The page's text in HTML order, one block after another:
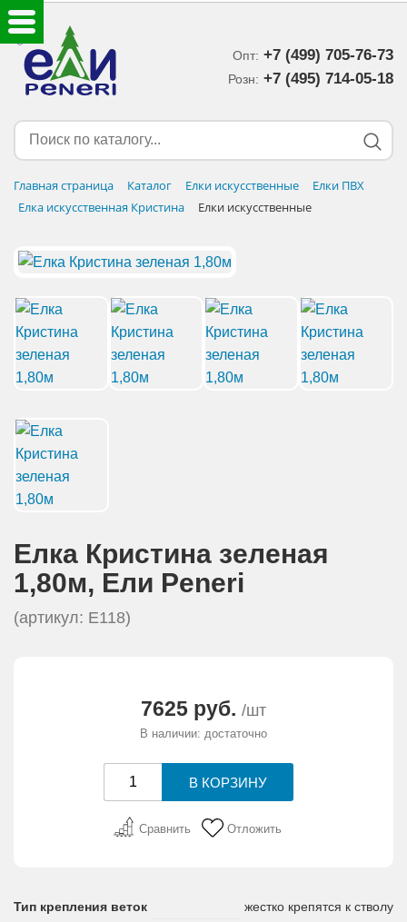
Опт: +7 (499) 705-76-73
Розн: +7 (495) 714-05-18‬
Главная страница Каталог Елки искусственные
Елки ПВХ
Елка искусственная Кристина
Елки искусственные
Елка Кристина зеленая
1,80м, Eли Peneri
(артикул: E118)
7625 руб. /шт
В наличии: достаточно
Сравнить Отложить
Тип крепления веток
жестко крепятся к стволу
ЕЛКИ ИСКУССТВЕННЫЕ
ЕЛОЧНЫЕ УКРАШЕНИЯ
НОВОГОДНИЙ ДЕКОР
ДОСТАВКА В РЕГИОНЫ
ДОСТАВКА
ОПЛАТА
АКЦИИ И ПОДАРКИ
ПАРТНЕРАМ
КОНТАКТЫ